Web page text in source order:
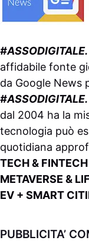
#ASSODIGITALE.
affidabile fonte
da Google News
#ASSODIGITALE.
dal 2004 ha la
tecnologia può
quotidiana
TECH &
METAVERSE &
EV + SMART
PUBBLICITA’